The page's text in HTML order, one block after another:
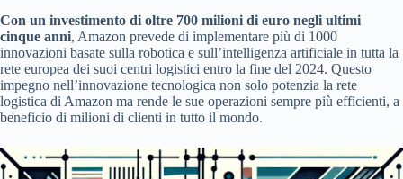
Con un investimento di oltre 700 milioni di euro negli ultimi
cinque anni, Amazon prevede di implementare più di 1000
innovazioni basate sulla robotica e sull’intelligenza artificiale in tutta la
rete europea dei suoi centri logistici entro la fine del 2024. Questo
impegno nell’innovazione tecnologica non solo potenzia la rete
logistica di Amazon ma rende le sue operazioni sempre più efficienti, a
beneficio di milioni di clienti in tutto il mondo.